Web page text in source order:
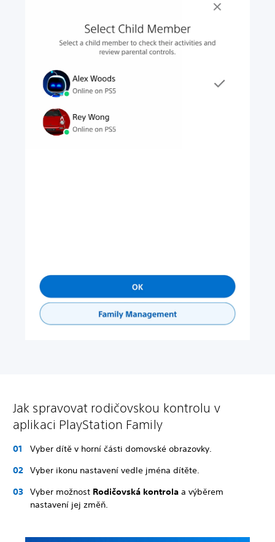
Jak spravovat rodičovskou kontrolu v
aplikaci PlayStation Family
Vyber dítě v horní části domovské obrazovky.
Vyber ikonu nastavení vedle jména dítěte.
Vyber možnost Rodičovská kontrola a výběrem
nastavení jej změň.